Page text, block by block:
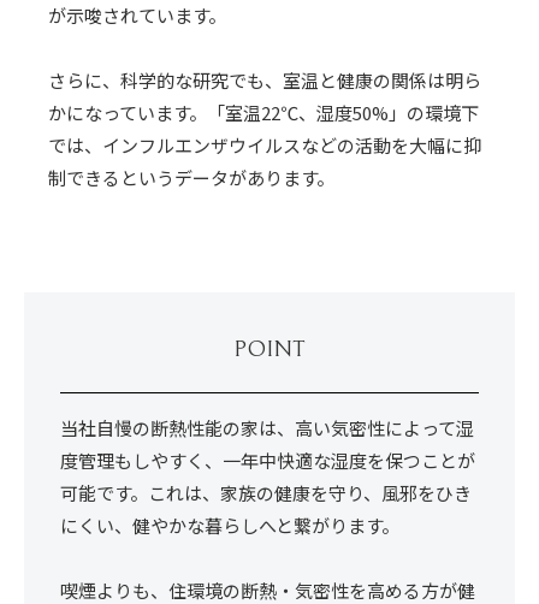
が示唆されています。
さらに、科学的な研究でも、室温と健康の関係は明ら
かになっています。「室温22℃、湿度50%」の環境下
では、インフルエンザウイルスなどの活動を大幅に抑
制できるというデータがあります。
POINT
当社自慢の断熱性能の家は、高い気密性によって湿
度管理もしやすく、一年中快適な湿度を保つことが
可能です。これは、家族の健康を守り、風邪をひき
にくい、健やかな暮らしへと繋がります。
喫煙よりも、住環境の断熱・気密性を高める方が健